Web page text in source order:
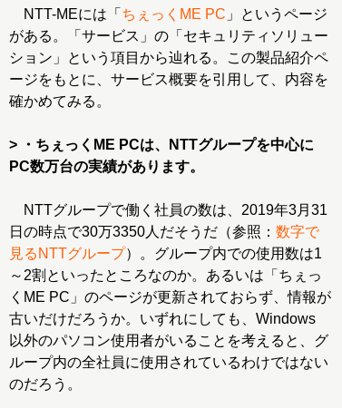
NTT-MEには「 ちぇっくME PC 」というページ
がある。「サービス」の「セキュリティソリュー
ション」という項目から辿れる。この製品紹介ペ
ージをもとに、サービス概要を引用して、内容を
確かめてみる。
> ・ちぇっくME PCは、NTTグループを中心に
PC数万台の実績があります。
NTTグループで働く社員の数は、2019年3月31
日の時点で30万3350人だそうだ（参照： 数字で
見るNTTグループ）。グループ内での使用数は1
～2割といったところなのか。あるいは「ちぇっ
くME PC」のページが更新されておらず、情報が
古いだけだろうか。いずれにしても、Windows
以外のパソコン使用者がいることを考えると、グ
ループ内の全社員に使用されているわけではない
のだろう。